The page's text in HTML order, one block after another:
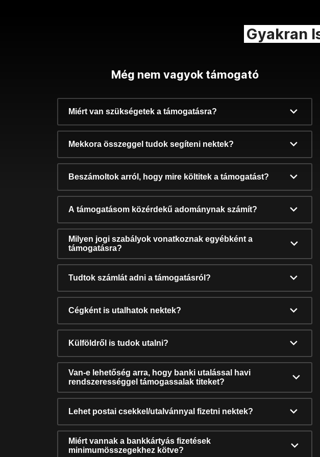
Gyakran
Még nem vagyok támogató
Miért van szükségetek a támogatásra?
Mekkora összeggel tudok segíteni nektek?
Beszámoltok arról, hogy mire költitek a támogatást?
A támogatásom közérdekű adománynak számít?
Milyen jogi szabályok vonatkoznak egyébként a
támogatásra?
Tudtok számlát adni a támogatásról?
Cégként is utalhatok nektek?
Külföldről is tudok utalni?
Van-e lehetőség arra, hogy banki utalással havi
rendszerességgel támogassalak titeket?
Lehet postai csekkel/utalvánnyal fizetni nektek?
Miért vannak a bankkártyás fizetések
minimumösszegekhez kötve?